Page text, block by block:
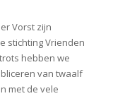
Vorst zijn
stichting Vrienden
hebben we
van twaalf
met de vele